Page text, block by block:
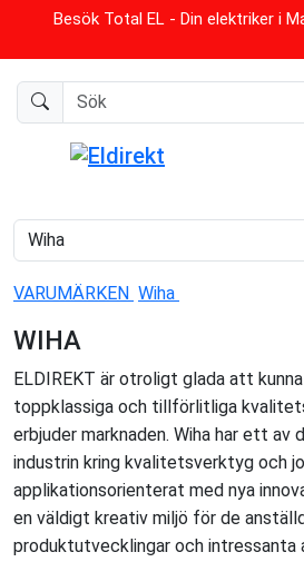
Besök Total EL - Din elektriker i
VARUMÄRKEN Wiha
WIHA
ELDIREKT är otroligt glada att
toppklassiga och tillförlitliga
erbjuder marknaden. Wiha har ett av
industrin kring kvalitetsverktyg och
applikationsorienterat med nya
en väldigt kreativ miljö för de
produktutvecklingar och intressanta